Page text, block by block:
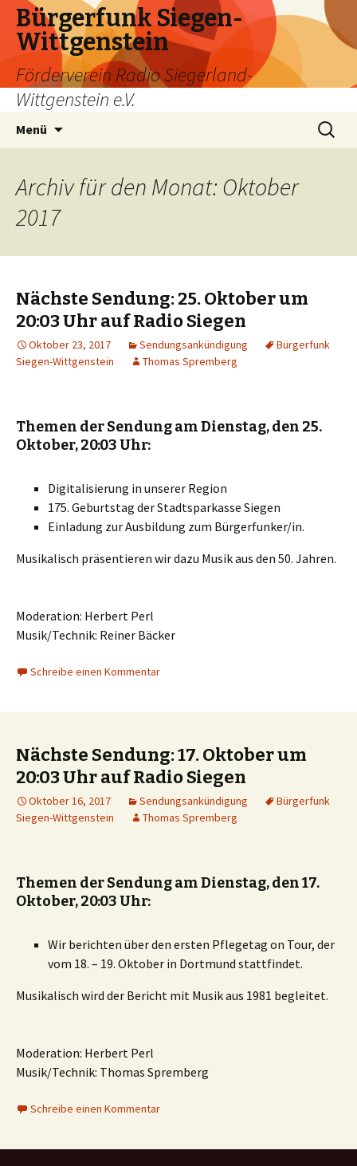
Bürgerfunk Siegen-
Wittgenstein
Förderverein Radio Siegerland-
Wittgenstein e.V.
Menü
Suche
nach:
Archiv für den Monat: Oktober
2017
Nächste Sendung: 25. Oktober um
20:03 Uhr auf Radio Siegen
Oktober 23, 2017 Sendungsankündigung
Bürgerfunk
Siegen-Wittgenstein
Thomas Spremberg
Themen der Sendung am Dienstag, den 25.
Oktober, 20:03 Uhr:
Digitalisierung in unserer Region
175. Geburtstag der Stadtsparkasse Siegen
Einladung zur Ausbildung zum Bürgerfunker/in.
Musikalisch präsentieren wir dazu Musik aus den 50. Jahren.
Moderation: Herbert Perl
Musik/Technik: Reiner Bäcker
Schreibe einen Kommentar
Nächste Sendung: 17. Oktober um
20:03 Uhr auf Radio Siegen
Oktober 16, 2017 Sendungsankündigung
Bürgerfunk
Siegen-Wittgenstein
Thomas Spremberg
Themen der Sendung am Dienstag, den 17.
Oktober, 20:03 Uhr:
Wir berichten über den ersten Pflegetag on Tour, der
vom 18. – 19. Oktober in Dortmund stattfindet.
Musikalisch wird der Bericht mit Musik aus 1981 begleitet.
Moderation: Herbert Perl
Musik/Technik: Thomas Spremberg
Schreibe einen Kommentar